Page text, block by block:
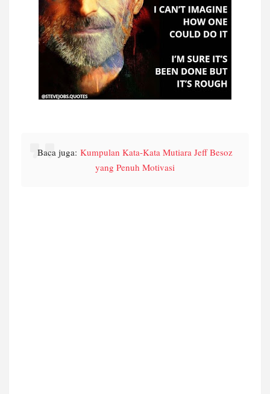
Baca juga: Kumpulan Kata-Kata Mutiara Jeff Besoz
yang Penuh Motivasi